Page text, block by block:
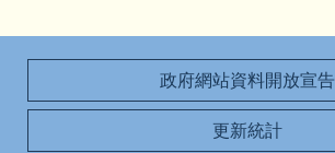
政府網站資料開放宣告
更新統計